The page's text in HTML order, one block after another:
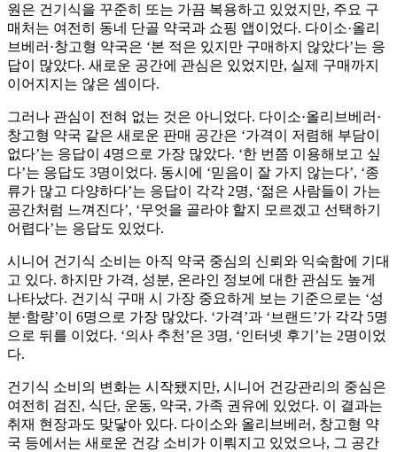
원은 건기식을 꾸준히 또는 가끔 복용하고 있었지만, 주요 구
매처는 여전히 동네 단골 약국과 쇼핑 앱이었다. 다이소·올리
브베러·창고형 약국은 ‘본 적은 있지만 구매하지 않았다’는 응
답이 많았다. 새로운 공간에 관심은 있었지만, 실제 구매까지
이어지지는 않은 셈이다.
그러나 관심이 전혀 없는 것은 아니었다. 다이소·올리브베러·
창고형 약국 같은 새로운 판매 공간은 ‘가격이 저렴해 부담이
없다’는 응답이 4명으로 가장 많았다. ‘한 번쯤 이용해보고 싶
다’는 응답도 3명이었다. 동시에 ‘믿음이 잘 가지 않는다’, ‘종
류가 많고 다양하다’는 응답이 각각 2명, ‘젊은 사람들이 가는
공간처럼 느껴진다’, ‘무엇을 골라야 할지 모르겠고 선택하기
어렵다’는 응답도 있었다.
시니어 건기식 소비는 아직 약국 중심의 신뢰와 익숙함에 기대
고 있다. 하지만 가격, 성분, 온라인 정보에 대한 관심도 높게
나타났다. 건기식 구매 시 가장 중요하게 보는 기준으로는 ‘성
분·함량’이 6명으로 가장 많았다. ‘가격’과 ‘브랜드’가 각각 5명
으로 뒤를 이었다. ‘의사 추천’은 3명, ‘인터넷 후기’는 2명이었
다.
건기식 소비의 변화는 시작됐지만, 시니어 건강관리의 중심은
여전히 검진, 식단, 운동, 약국, 가족 권유에 있었다. 이 결과는
취재 현장과도 맞닿아 있다. 다이소와 올리브베러, 창고형 약
국 등에서는 새로운 건강 소비가 이뤄지고 있었으나, 그 공간